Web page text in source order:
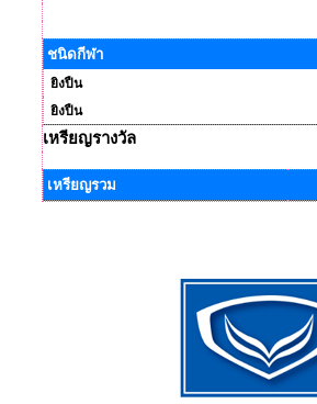
ชนิดกีฬา
ยิงปืน
ยิงปืน
เหรียญรางวัล
เหรียญรวม